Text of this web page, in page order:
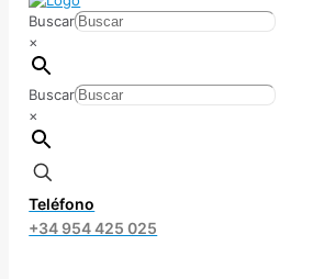
Buscar
×
Buscar
×
Teléfono
+34 954 425 025